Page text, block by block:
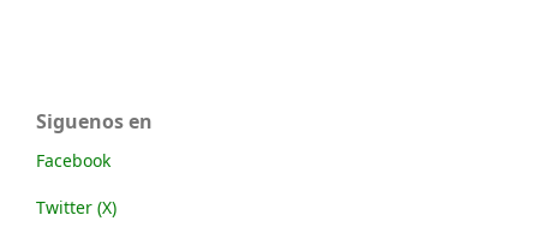
Siguenos en
Facebook
Twitter (X)